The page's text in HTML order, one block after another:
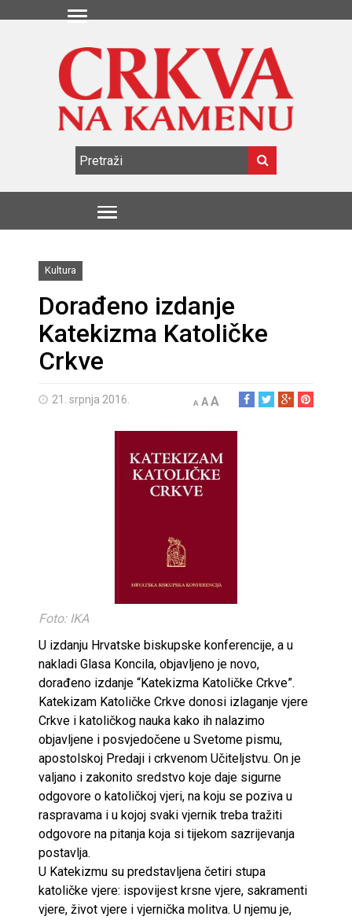
Kultura
Dorađeno izdanje
Katekizma Katoličke
Crkve
21. srpnja 2016. A AA
Foto: IKA
U izdanju Hrvatske biskupske konferencije, a u
nakladi Glasa Koncila, objavljeno je novo,
dorađeno izdanje “Katekizma Katoličke Crkve”.
Katekizam Katoličke Crkve donosi izlaganje vjere
Crkve i katoličkog nauka kako ih nalazimo
objavljene i posvjedočene u Svetome pismu,
apostolskoj Predaji i crkvenom Učiteljstvu. On je
valjano i zakonito sredstvo koje daje sigurne
odgovore o katoličkoj vjeri, na koju se poziva u
raspravama i u kojoj svaki vjernik treba tražiti
odgovore na pitanja koja si tijekom sazrijevanja
postavlja.
U Katekizmu su predstavljena četiri stupa
katoličke vjere: ispovijest krsne vjere, sakramenti
vjere, život vjere i vjernička molitva. U njemu je,